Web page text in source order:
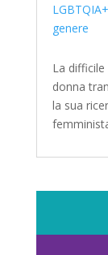
LGBTQIA+
genere
La difficile
donna
la sua